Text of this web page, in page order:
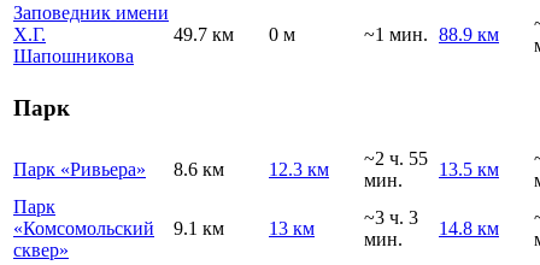
Заповедник имени
Х.Г.
Шапошникова
49.7 км 0 м ~1 мин. 88.9 км
Парк
Парк «Ривьера» 8.6 км 12.3 км
~2 ч. 55
мин.
13.5 км
Парк
«Комсомольский
сквер»
9.1 км 13 км
~3 ч. 3
мин.
14.8 км